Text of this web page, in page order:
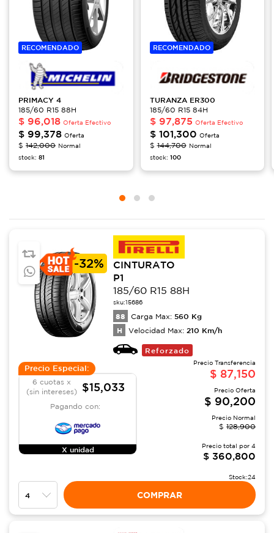
RECOMENDADO
PRIMACY 4
185/60 R15 88H
$ 96,018 Oferta Efectivo
$ 99,378 Oferta
$ 142,000 Normal
stock: 81
RECOMENDADO
TURANZA ER300
185/60 R15 84H
$ 97,875 Oferta Efectivo
$ 101,300 Oferta
$144,700 Normal
stock: 100
-32%
CINTURATO
P1
185/60 R15 88H
sku:15686
88 Carga Max: 560 Kg
H Velocidad Max: 210 Km/h
Reforzado
Precio Especial:
6 cuotas x
(sin intereses)
$15,033
Pagando con:
X unidad
Precio Transferencia
$ 87,150
Precio Oferta
$ 90,200
Precio Normal
$ 128,900
Precio total por 4
$ 360,800
Stock:24
COMPRAR